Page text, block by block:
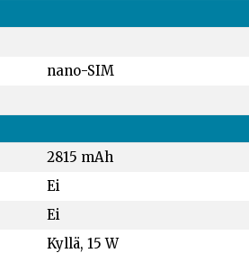
nano-SIM
2815 mAh
Ei
Ei
Kyllä, 15 W